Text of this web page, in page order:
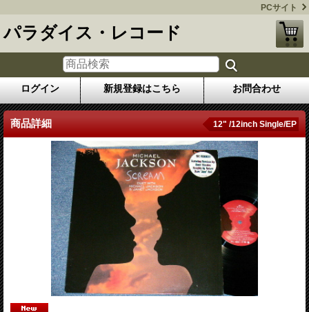
PCサイト
パラダイス・レコード
ログイン 新規登録はこちら お問合わせ
商品詳細 12" /12inch Single/EP